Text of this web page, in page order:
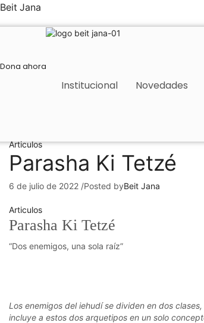
Beit Jana
Dona ahora
Institucional Novedades
Articulos
Parasha Ki Tetzé
6 de julio de 2022 /Posted byBeit Jana
Articulos
Parasha Ki Tetzé
“Dos enemigos, una sola raíz”
Los enemigos del iehudí se dividen en dos
incluye a estos dos arquetipos en un solo